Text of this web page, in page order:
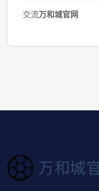
交流万和城官网